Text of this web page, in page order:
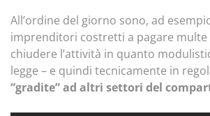
All’ordine del giorno sono, ad
imprenditori costretti a pagare multe
chiudere l’attività in quanto
legge – e quindi tecnicamente in
“gradite” ad altri settori del